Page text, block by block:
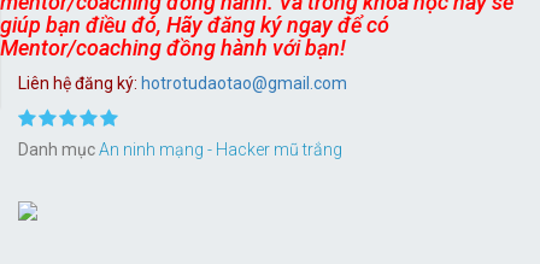
giúp bạn điều đó, Hãy đăng ký ngay để có
Mentor/coaching đồng hành với bạn!
Liên hệ đăng ký: hotrotudaotao@gmail.com
Danh mụcAn ninh mạng - Hacker mũ trắng